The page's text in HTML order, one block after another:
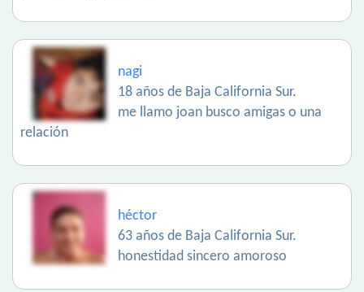
nagi
18 años de Baja California Sur.
me llamo joan busco amigas o una
relación
héctor
63 años de Baja California Sur.
honestidad sincero amoroso